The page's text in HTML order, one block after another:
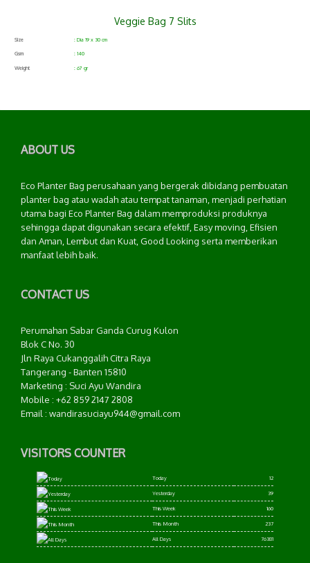
Veggie Bag 7 Slits
Size : Dia 19 x 30 cm
Gsm : 140
Weight : 67 gr
ABOUT US
Eco Planter Bag perusahaan yang bergerak dibidang pembuatan
planter bag atau wadah atau tempat tanaman, menjadi perhatian
utama bagi Eco Planter Bag dalam memproduksi produknya
sehingga dapat digunakan secara efektif, Easy moving, Efisien
dan Aman, Lembut dan Kuat, Good Looking serta memberikan
manfaat lebih baik.
CONTACT US
Perumahan Sabar Ganda Curug Kulon
Blok C No. 30
Jln Raya Cukanggalih Citra Raya
Tangerang - Banten 15810
Marketing : Suci Ayu Wandira
Mobile : +62 859 2147 2808
Email : wandirasuciayu944@gmail.com
VISITORS COUNTER
Today 12
Yesterday 39
This Week 160
This Month 237
All Days 76381